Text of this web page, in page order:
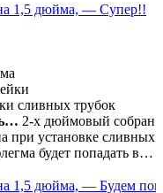
сливных трубок
2-х дюймовый собран
при установке сливных
будет попадать в
будем проверять в